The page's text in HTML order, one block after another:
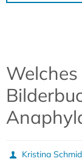
Kristina